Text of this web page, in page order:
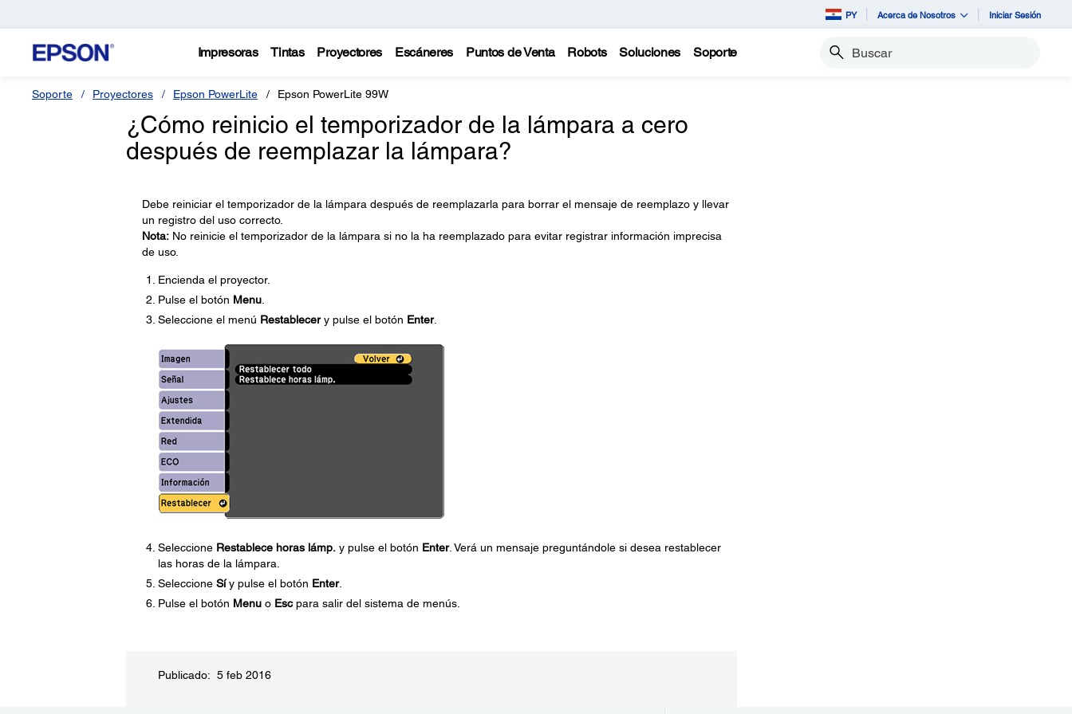
PY Acerca de Nosotros Iniciar Sesión
Impresoras Tintas Proyectores Escáneres Puntos de Venta Robots Soluciones Soporte Buscar
Soporte Proyectores Epson PowerLite Epson PowerLite 99W
¿Cómo reinicio el temporizador de la lámpara a cero
después de reemplazar la lámpara?
Debe reiniciar el temporizador de la lámpara después de reemplazarla para borrar el mensaje de reemplazo y llevar
un registro del uso correcto.
Nota:No reinicie el temporizador de la lámpara si no la ha reemplazado para evitar registrar información imprecisa
de uso.
Encienda el proyector.
Pulse el botón Menu.
Seleccione el menú Restablecery pulse el botón Enter.
Seleccione Restablece horas lámp.y pulse el botón Enter. Verá un mensaje preguntándole si desea restablecer
las horas de la lámpara.
Seleccione Síy pulse el botón Enter.
Pulse el botón Menuo Escpara salir del sistema de menús.
Publicado: 5 feb 2016